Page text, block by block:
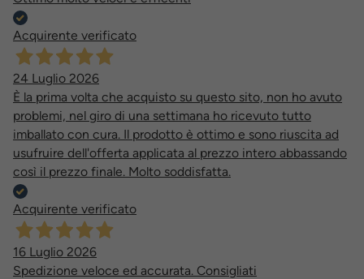
Acquirente verificato
24 Luglio 2026
È la prima volta che acquisto su questo sito, non ho avuto
problemi, nel giro di una settimana ho ricevuto tutto
imballato con cura. Il prodotto è ottimo e sono riuscita ad
usufruire dell'offerta applicata al prezzo intero abbassando
così il prezzo finale. Molto soddisfatta.
Acquirente verificato
16 Luglio 2026
Spedizione veloce ed accurata. Consigliati